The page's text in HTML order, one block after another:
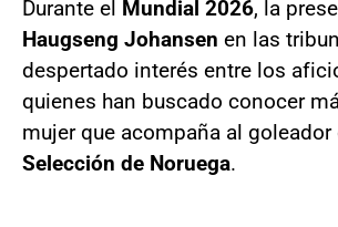
Durante el Mundial 2026, la
Haugseng Johansen en las
despertado interés entre los
quienes han buscado conocer
mujer que acompaña al goleador
Selección de Noruega.